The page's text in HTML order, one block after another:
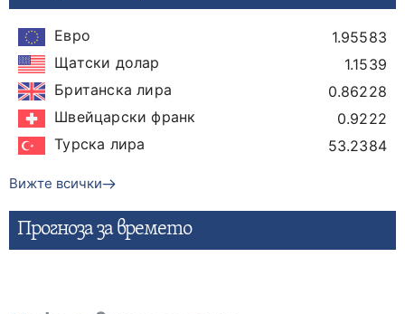
Евро
1.95583
Щатски долар
1.1539
Британска лира
0.86228
Швейцарски франк
0.9222
Турска лира
53.2384
Вижте всички
Прогнозa за времето